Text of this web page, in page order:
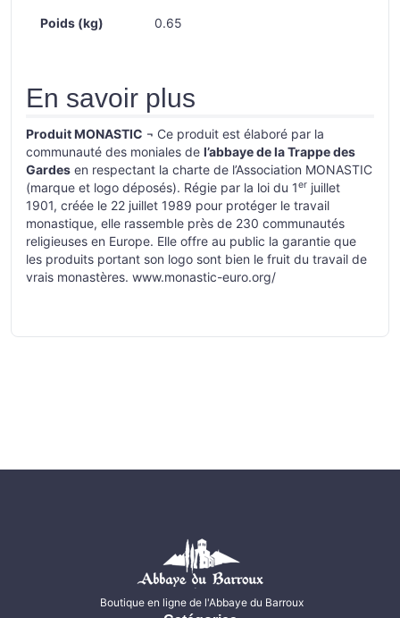
Poids (kg) 0.65
En savoir plus
Produit MONASTIC ¬ Ce produit est élaboré par la
communauté des moniales de l’abbaye de la Trappe des
Gardes en respectant la charte de l’Association MONASTIC
(marque et logo déposés). Régie par la loi du 1er juillet
1901, créée le 22 juillet 1989 pour protéger le travail
monastique, elle rassemble près de 230 communautés
religieuses en Europe. Elle offre au public la garantie que
les produits portant son logo sont bien le fruit du travail de
vrais monastères. www.monastic-euro.org/
Boutique en ligne de l'Abbaye du Barroux